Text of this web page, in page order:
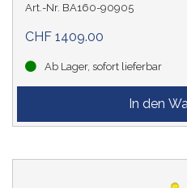
Art.-Nr. BA160-90905
CHF 1409.00
Ab Lager, sofort lieferbar